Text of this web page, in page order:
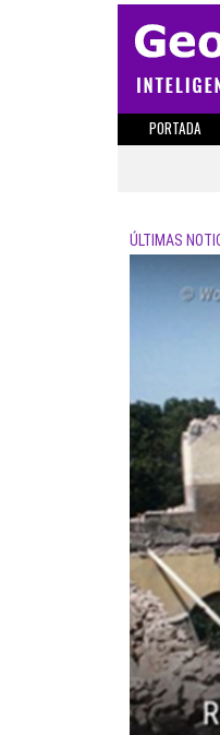
PORTADA
ÚLTIMAS